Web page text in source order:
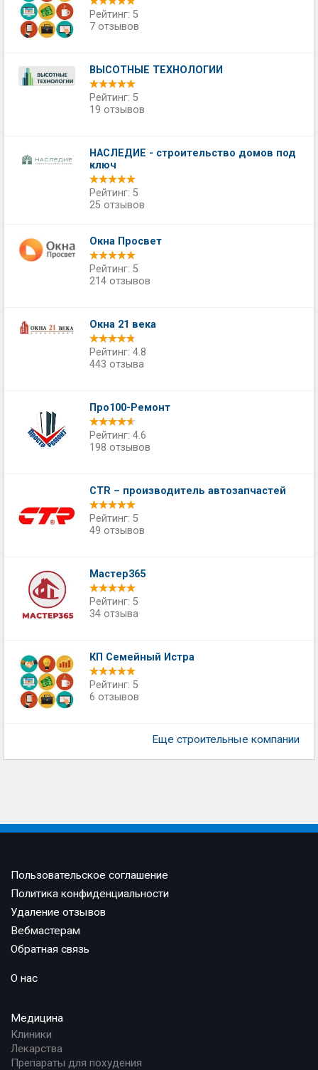
Рейтинг: 5
7 отзывов
ВЫСОТНЫЕ ТЕХНОЛОГИИ
Рейтинг: 5
19 отзывов
НАСЛЕДИЕ - строительство домов под
ключ
Рейтинг: 5
25 отзывов
Окна Просвет
Рейтинг: 5
214 отзывов
Окна 21 века
Рейтинг: 4.8
443 отзыва
Про100-Ремонт
Рейтинг: 4.6
198 отзывов
CTR – производитель автозапчастей
Рейтинг: 5
49 отзывов
Мастер365
Рейтинг: 5
34 отзыва
КП Семейный Истра
Рейтинг: 5
6 отзывов
Еще строительные компании
Пользовательское соглашение
Политика конфиденциальности
Удаление отзывов
Вебмастерам
Обратная связь
О нас
Медицина
Клиники
Лекарства
Препараты для похудения